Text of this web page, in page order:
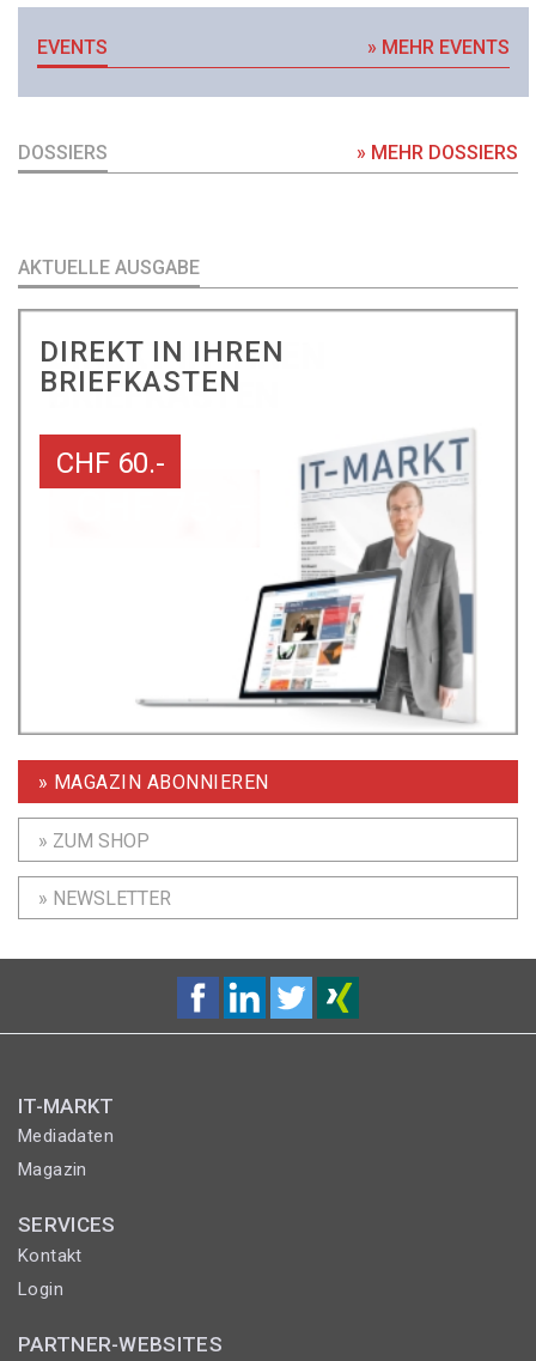
EVENTS » MEHR EVENTS
DOSSIERS » MEHR DOSSIERS
AKTUELLE AUSGABE
DIREKT IN IHREN
BRIEFKASTEN
CHF 60.-
» MAGAZIN ABONNIEREN
» ZUM SHOP
» NEWSLETTER
IT-MARKT
Mediadaten
Magazin
SERVICES
Kontakt
Login
PARTNER-WEBSITES